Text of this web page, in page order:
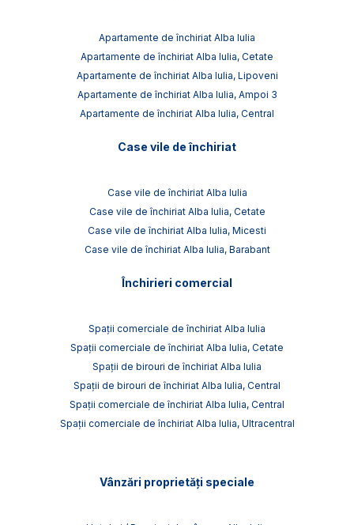
Apartamente de închiriat Alba Iulia
Apartamente de închiriat Alba Iulia, Cetate
Apartamente de închiriat Alba Iulia, Lipoveni
Apartamente de închiriat Alba Iulia, Ampoi 3
Apartamente de închiriat Alba Iulia, Central
Case vile de închiriat
Case vile de închiriat Alba Iulia
Case vile de închiriat Alba Iulia, Cetate
Case vile de închiriat Alba Iulia, Micesti
Case vile de închiriat Alba Iulia, Barabant
Închirieri comercial
Spații comerciale de închiriat Alba Iulia
Spații comerciale de închiriat Alba Iulia, Cetate
Spații de birouri de închiriat Alba Iulia
Spații de birouri de închiriat Alba Iulia, Central
Spații comerciale de închiriat Alba Iulia, Central
Spații comerciale de închiriat Alba Iulia, Ultracentral
Vânzări proprietăți speciale